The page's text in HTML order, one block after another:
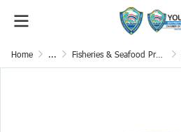
Home ... Fisheries & Seafood Processing